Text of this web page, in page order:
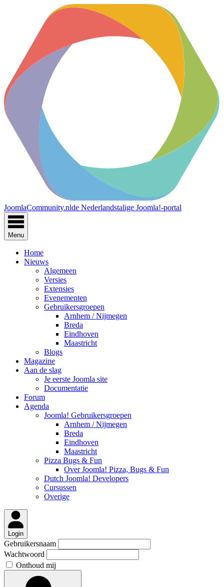
JoomlaCommunity.nlde Nederlandstalige Joomla!-portal
Menu
Home
Nieuws
Algemeen
Versies
Extensies
Evenementen
Gebruikersgroepen
Arnhem / Nijmegen
Breda
Eindhoven
Maastricht
Blogs
Magazine
Aan de slag
Je eerste Joomla site
Documentatie
Forum
Agenda
Joomla! Gebruikersgroepen
Arnhem / Nijmegen
Breda
Eindhoven
Maastricht
Pizza Bugs & Fun
Over Joomla! Pizza, Bugs & Fun
Dutch Joomla! Developers
Cursussen
Overige
Login
Gebruikersnaam
Wachtwoord
Onthoud mij